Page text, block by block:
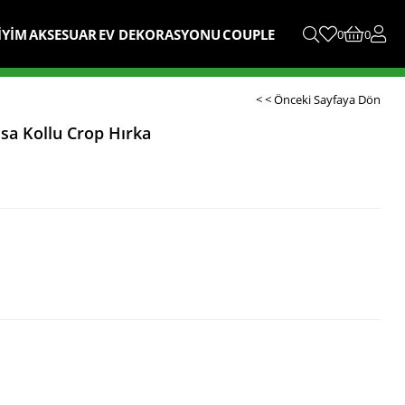
AKSESUAR EV DEKORASYONUCOUPLE 0 0
< < Önceki Sayfaya Dön
Kollu Crop Hırka